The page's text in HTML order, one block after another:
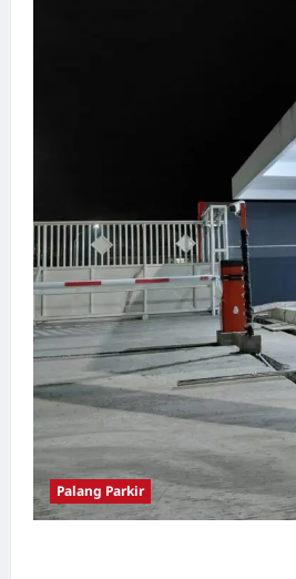
Palang Parkir